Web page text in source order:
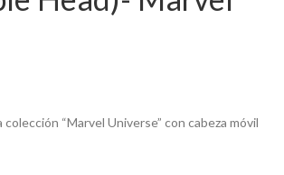
“Marvel Universe” con cabeza móvil